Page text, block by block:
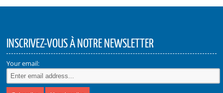
INSCRIVEZ-VOUS À NOTRE NEWSLETTER
Your email: